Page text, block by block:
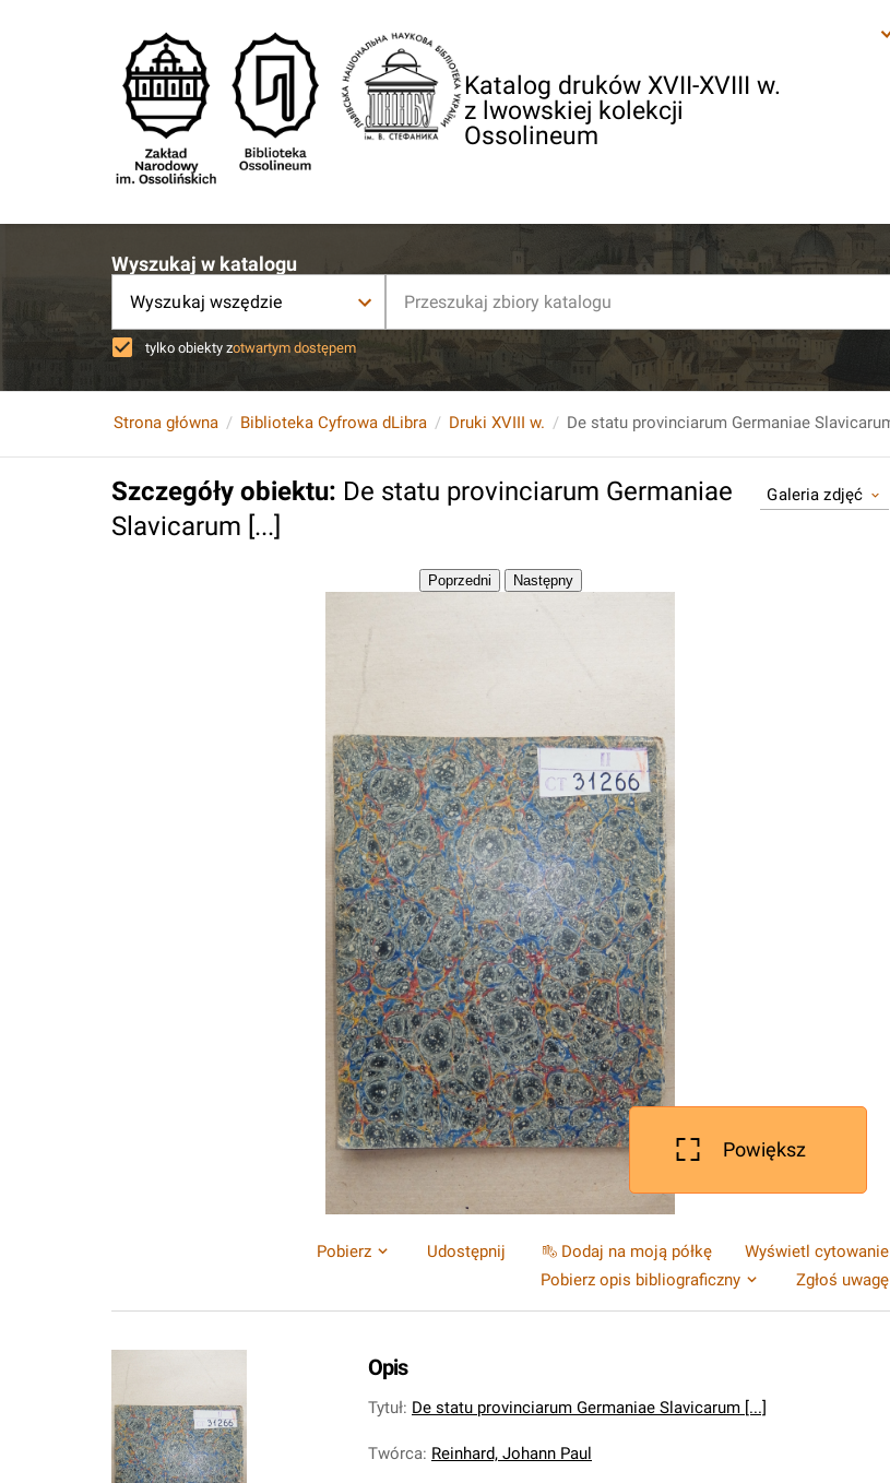
Katalog druków XVII-XVIII w.
z lwowskiej kolekcji
Ossolineum
Wyszukaj w katalogu
Wyszukaj wszędzie
tylko obiekty zotwartym dostępem
Strona główna Biblioteka Cyfrowa dLibra Druki XVIII w.
Szczegóły obiektu: De statu provinciarum Germaniae
Slavicarum [...]
Galeria zdjęć
Powiększ
Pobierz Udostępnij Dodaj na moją półkę
Wyświetl cytowanie
Pobierz opis bibliograficzny
Zgłoś uwagę
Opis
Tytuł: De statu provinciarum Germaniae Slavicarum [...]
Twórca: Reinhard, Johann Paul